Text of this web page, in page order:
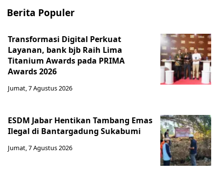
Berita Populer
Transformasi Digital Perkuat
Layanan, bank bjb Raih Lima
Titanium Awards pada PRIMA
Awards 2026
Jumat, 7 Agustus 2026
ESDM Jabar Hentikan Tambang Emas
Ilegal di Bantargadung Sukabumi
Jumat, 7 Agustus 2026